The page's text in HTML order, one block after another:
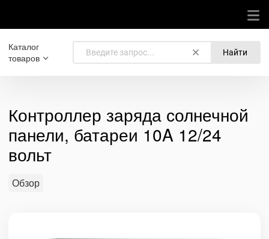
Каталог
товаров
Найти
Контроллер заряда солнечной
панели, батареи 10A 12/24
вольт
Обзор